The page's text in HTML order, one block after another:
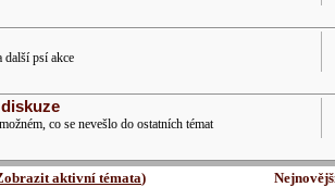
psí akce
co se nevešlo do ostatních témat
aktivní témata)